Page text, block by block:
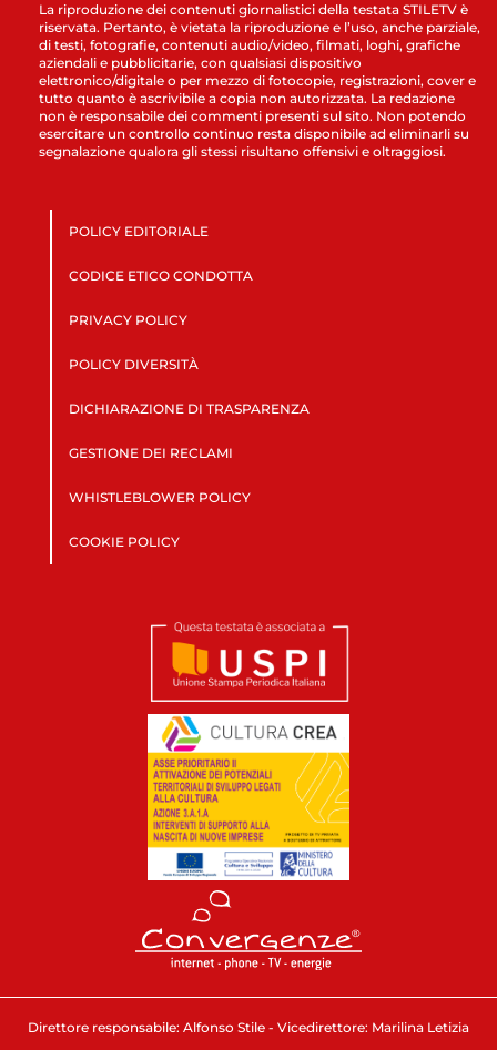
La riproduzione dei contenuti giornalistici della testata STILETV è
riservata. Pertanto, è vietata la riproduzione e l’uso, anche parziale,
di testi, fotografie, contenuti audio/video, filmati, loghi, grafiche
aziendali e pubblicitarie, con qualsiasi dispositivo
elettronico/digitale o per mezzo di fotocopie, registrazioni, cover e
tutto quanto è ascrivibile a copia non autorizzata. La redazione
non è responsabile dei commenti presenti sul sito. Non potendo
esercitare un controllo continuo resta disponibile ad eliminarli su
segnalazione qualora gli stessi risultano offensivi e oltraggiosi.
POLICY EDITORIALE
CODICE ETICO CONDOTTA
PRIVACY POLICY
POLICY DIVERSITÀ
DICHIARAZIONE DI TRASPARENZA
GESTIONE DEI RECLAMI
WHISTLEBLOWER POLICY
COOKIE POLICY
Direttore responsabile: Alfonso Stile - Vicedirettore: Marilina Letizia